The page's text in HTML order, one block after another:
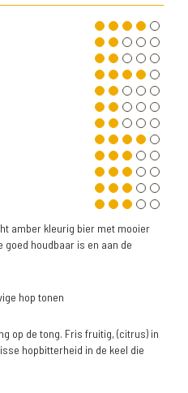
amber kleurig bier met mooier
houdbaar is en aan de
hop tonen
op de tong. Fris fruitig, (citrus) in
hopbitterheid in de keel die